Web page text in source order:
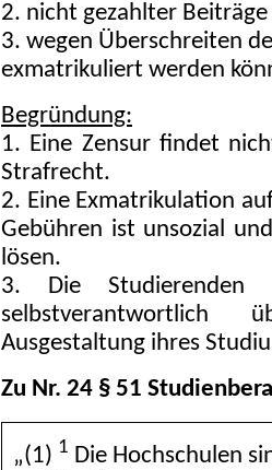
2. nicht gezahlter
3. wegen Überschreiten
exmatrikuliert werden
Begründung:
1. Eine Zensur findet
Strafrecht.
2. Eine Exmatrikulation
Gebühren ist unsozial
lösen.
3. Die Studierenden
Ausgestaltung ihres
Zu Nr. 24 § 51
„(1) 1 Die Hochschulen